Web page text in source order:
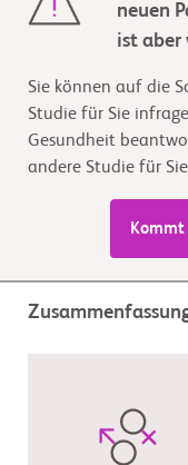
neuen
ist aber
Sie können auf die
Studie für Sie
Gesundheit
andere Studie für